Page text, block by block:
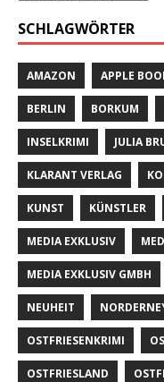
SCHLAGWÖRTER
AMAZON APPLE
BERLIN BORKUM
INSELKRIMI JULIA
KLARANT VERLAG
KUNST KÜNSTLER
MEDIA EXKLUSIV
MEDIA EXKLUSIV GMBH
NEUHEIT
OSTFRIESENKRIMI
OSTFRIESLAND